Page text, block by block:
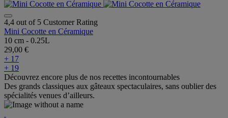
4,4 out of 5 Customer Rating
Mini Cocotte en Céramique
10 cm - 0.25L
29,00 €
+ 17
+ 19
Découvrez encore plus de nos recettes incontournables
Des grands classiques aux gâteaux spectaculaires, sans oublier des
spécialités venues d’ailleurs.